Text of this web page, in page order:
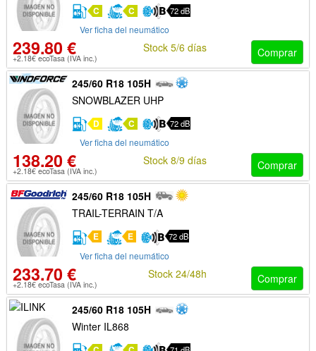
C C 72 dB
Ver ficha del neumático
239.80 €
+2.18€ ecoTasa (IVA inc.) Comprar
Stock 5/6 días
245/60 R18 105H
SNOWBLAZER UHP
D C 72 dB
Ver ficha del neumático
138.20 €
+2.18€ ecoTasa (IVA inc.) Comprar
Stock 8/9 días
245/60 R18 105H
TRAIL-TERRAIN T/A
E E 72 dB
Ver ficha del neumático
233.70 €
+2.18€ ecoTasa (IVA inc.) Comprar
Stock 24/48h
245/60 R18 105H
Winter IL868